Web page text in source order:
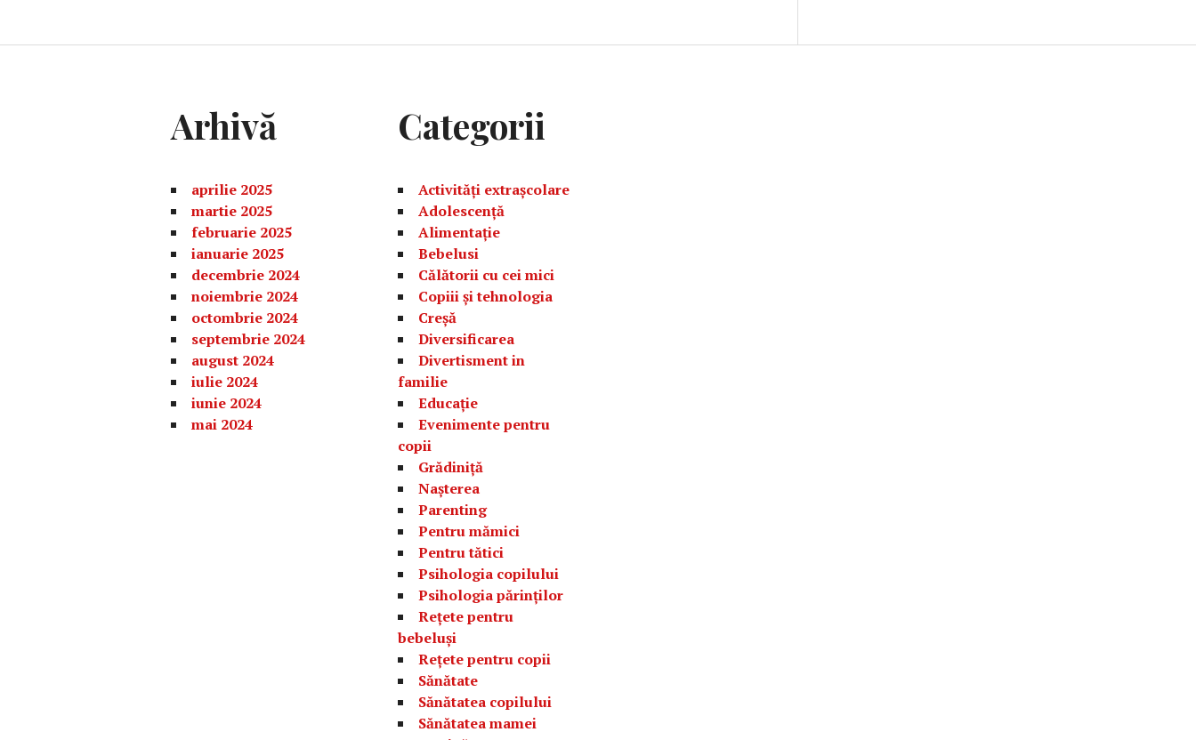
Arhivă
aprilie 2025
martie 2025
februarie 2025
ianuarie 2025
decembrie 2024
noiembrie 2024
octombrie 2024
septembrie 2024
august 2024
iulie 2024
iunie 2024
mai 2024
Categorii
Activități extrașcolare
Adolescență
Alimentație
Bebelusi
Călătorii cu cei mici
Copiii și tehnologia
Creșă
Diversificarea
Divertisment in
familie
Educație
Evenimente pentru
copii
Grădiniță
Nașterea
Parenting
Pentru mămici
Pentru tătici
Psihologia copilului
Psihologia părinților
Rețete pentru
bebeluși
Rețete pentru copii
Sănătate
Sănătatea copilului
Sănătatea mamei